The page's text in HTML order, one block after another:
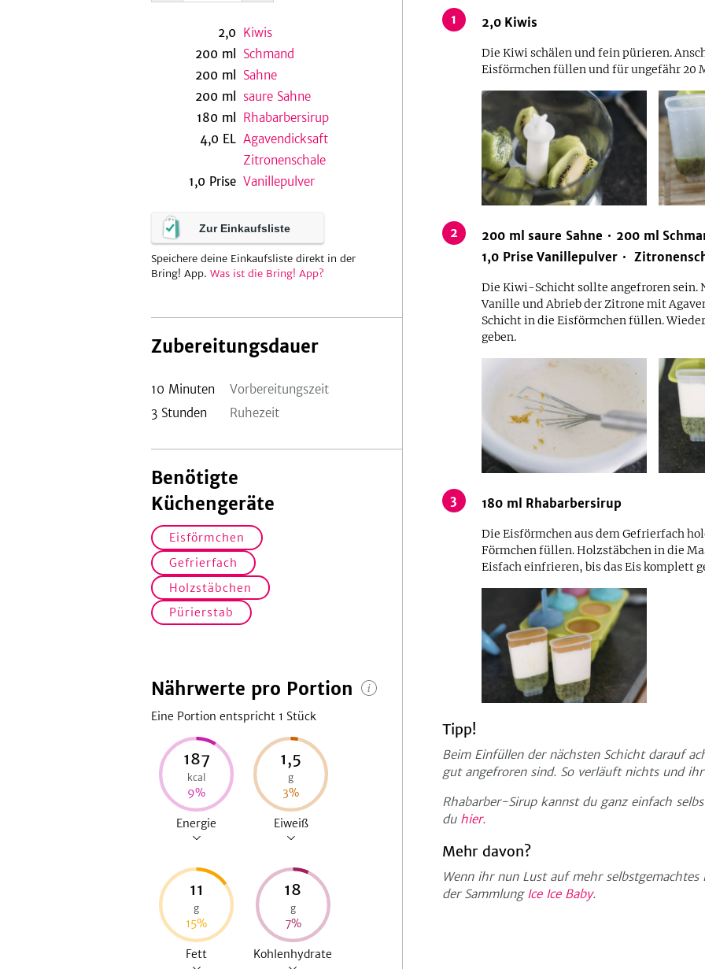
2,0 Kiwis
200 ml
Schmand
200 ml
Sahne
200 ml
saure Sahne
180 ml
Rhabarbersirup
4,0 EL Agavendicksaft
Zitronenschale
1,0 Prise Vanillepulver
Zur Einkaufsliste
Speichere deine Einkaufsliste direkt in der
Bring! App. Was ist die Bring! App?
Zubereitungsdauer
10 Minuten
Vorbereitungszeit
3 Stunden Ruhezeit
Benötigte
Küchengeräte
Eisförmchen
Gefrierfach
Holzstäbchen
Pürierstab
Nährwerte pro Portion
Eine Portion entspricht 1 Stück
187
kcal
9%
Energie
1,5
g
3%
Eiweiß
11
g
15%
Fett
18
g
7%
Kohlenhydrate
1 2,0 Kiwis
Die Kiwi schälen und fein pürieren.
Eisförmchen füllen und für ungefähr 20
2 200 ml saure Sahne 200 ml
1,0 Prise Vanillepulver
Die Kiwi-Schicht sollte angefroren sein.
Vanille und Abrieb der Zitrone mit
Schicht in die Eisförmchen füllen.
geben.
3 180 ml Rhabarbersirup
Die Eisförmchen aus dem Gefrierfach
Förmchen füllen. Holzstäbchen in die
Eisfach einfrieren, bis das Eis komplett
Tipp!
Beim Einfüllen der nächsten Schicht darauf
gut angefroren sind. So verläuft nichts und
Rhabarber-Sirup kannst du ganz einfach
du hier.
Mehr davon?
Wenn ihr nun Lust auf mehr
der Sammlung Ice Ice Baby.